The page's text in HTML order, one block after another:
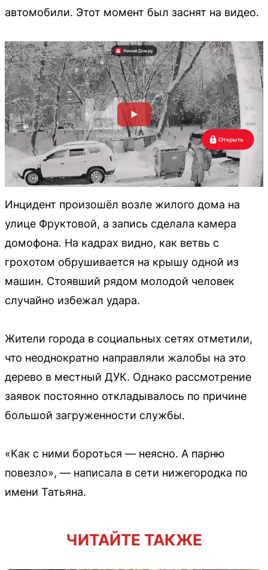
автомобили. Этот момент был заснят на видео.
Инцидент произошёл возле жилого дома на
улице Фруктовой, а запись сделала камера
домофона. На кадрах видно, как ветвь с
грохотом обрушивается на крышу одной из
машин. Стоявший рядом молодой человек
случайно избежал удара.
Жители города в социальных сетях отметили,
что неоднократно направляли жалобы на это
дерево в местный ДУК. Однако рассмотрение
заявок постоянно откладывалось по причине
большой загруженности службы.
«Как с ними бороться — неясно. А парню
повезло», — написала в сети нижегородка по
имени Татьяна.
ЧИТАЙТЕ ТАКЖЕ